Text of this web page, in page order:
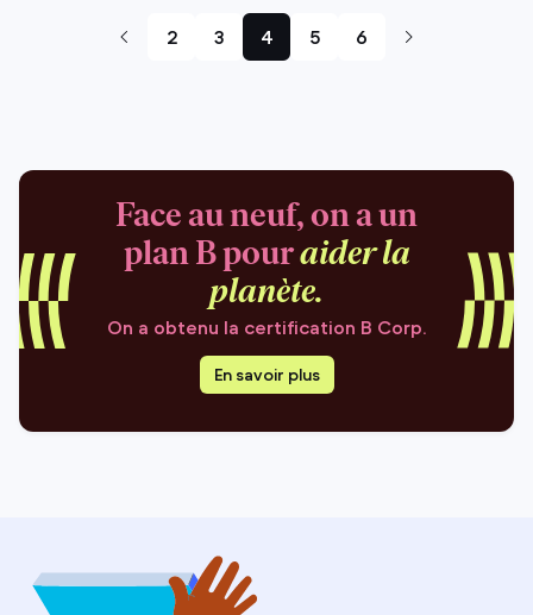
2 3 4 5 6
Face au neuf, on a un
plan B pouraider la
planète.
On a obtenu la certification B Corp.
En savoir plus